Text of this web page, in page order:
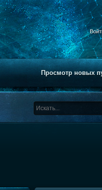
Просмотр новых